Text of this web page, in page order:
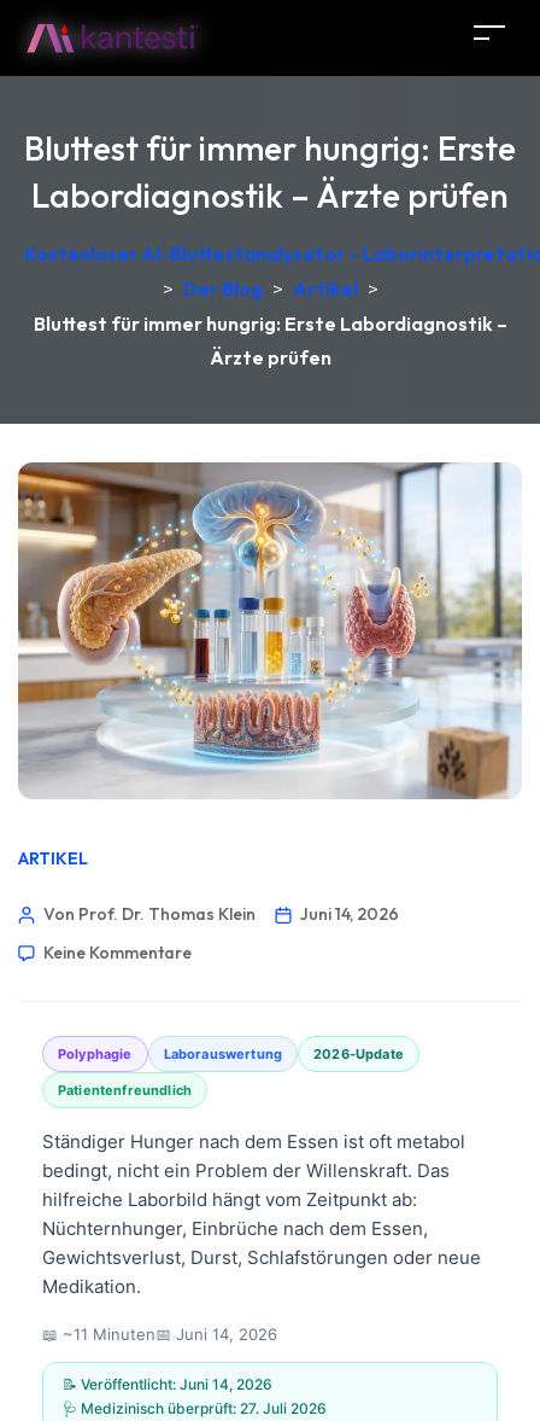
Bluttest für immer hungrig: Erste
Labordiagnostik – Ärzte prüfen
Kostenloser AI-Bluttestanalysator –
> Der Blog > Artikel >
Bluttest für immer hungrig: Erste Labordiagnostik –
Ärzte prüfen
ARTIKEL
Von Prof. Dr. Thomas Klein
Juni 14, 2026
Keine Kommentare
Polyphagie Laborauswertung 2026-Update
Patientenfreundlich
Ständiger Hunger nach dem Essen ist oft metabol
bedingt, nicht ein Problem der Willenskraft. Das
hilfreiche Laborbild hängt vom Zeitpunkt ab:
Nüchternhunger, Einbrüche nach dem Essen,
Gewichtsverlust, Durst, Schlafstörungen oder neue
Medikation.
📖 ~11 Minuten📅 Juni 14, 2026
📝 Veröffentlicht: Juni 14, 2026
🩺 Medizinisch überprüft: 27. Juli 2026